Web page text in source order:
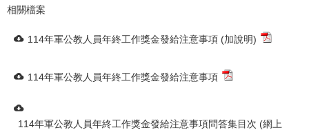
相關檔案
114年軍公教人員年終工作獎金發給注意事項 (加說明)
114年軍公教人員年終工作獎金發給注意事項
114年軍公教人員年終工作獎金發給注意事項問答集目次 (網上